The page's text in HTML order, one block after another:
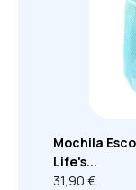
Mochila
Life's...
31,90 €